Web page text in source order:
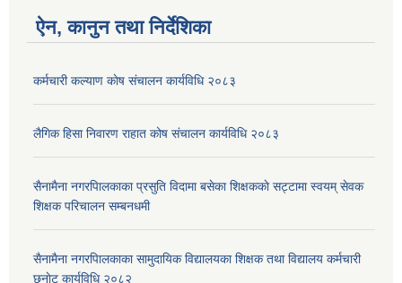
ऐन, कानुन तथा निर्देशिका
कर्मचारी कल्याण काेष संचालन कार्यविधि २०८३
लैगिक हिसा निवारण राहात कोष संचालन कार्यविधि २०८३
सैनामैना नगरपािलकाका प्रसुति विदामा बसेका शिक्षककाे सट्टामा स्वयम् सेवक
शिक्षक परिचालन सम्बनधमी
सैनामैना नगरपािलकाका सामुदायिक विद्यालयका शिक्षक तथा विद्यालय कर्मचारी
छनाेट कार्यविधि २०८२